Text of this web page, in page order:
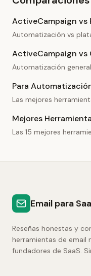
ActiveCampaign vs
Automatización vs
ActiveCampaign vs
Automatización
Para
Las mejores
Mejores
Las 15 mejores
Email para
Reseñas honestas y
herramientas de email
fundadores de SaaS.